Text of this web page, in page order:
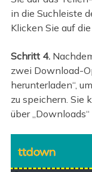
in die Suchleiste
Klicken Sie auf
Schritt 4.
zwei Download-
herunterladen“,
zu speichern. Sie
über